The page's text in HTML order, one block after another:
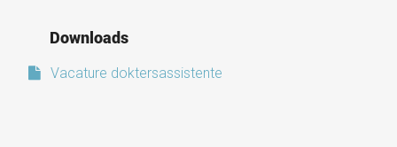
Downloads
Vacature doktersassistente